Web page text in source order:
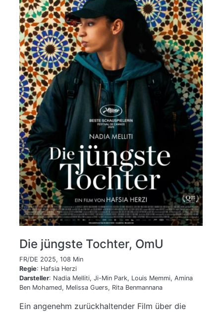
Die jüngste Tochter, OmU
FR/DE 2025, 108 Min
Regie: Hafsia Herzi
Darsteller: Nadia Melliti, Ji-Min Park, Louis Memmi, Amina
Ben Mohamed, Melissa Guers, Rita Benmannana
Ein angenehm zurückhaltender Film über die